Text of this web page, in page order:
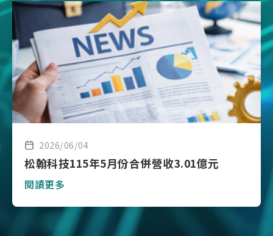
2026/06/04
松翰科技115年5月份合併營收3.01億元
閱讀更多